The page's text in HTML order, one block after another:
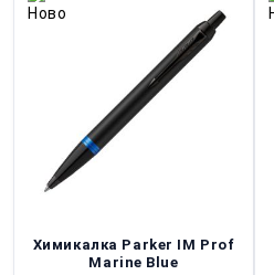
Химикалка Parker IM Prof
Marine Blue